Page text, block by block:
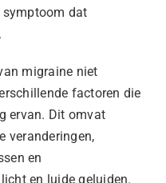
dat
migraine niet
factoren die
ervan. Dit omvat
veranderingen,
en
en luide geluiden.